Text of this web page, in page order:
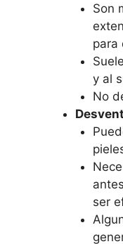
Son
para
y al
No
ser